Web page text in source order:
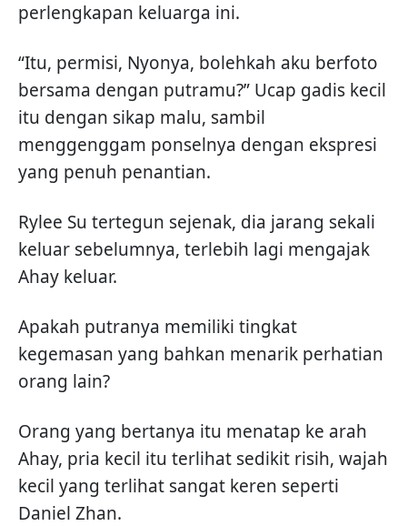
perlengkapan keluarga ini.
“Itu, permisi, Nyonya, bolehkah aku berfoto
bersama dengan putramu?” Ucap gadis kecil
itu dengan sikap malu, sambil
menggenggam ponselnya dengan ekspresi
yang penuh penantian.
Rylee Su tertegun sejenak, dia jarang sekali
keluar sebelumnya, terlebih lagi mengajak
Ahay keluar.
Apakah putranya memiliki tingkat
kegemasan yang bahkan menarik perhatian
orang lain?
Orang yang bertanya itu menatap ke arah
Ahay, pria kecil itu terlihat sedikit risih, wajah
kecil yang terlihat sangat keren seperti
Daniel Zhan.